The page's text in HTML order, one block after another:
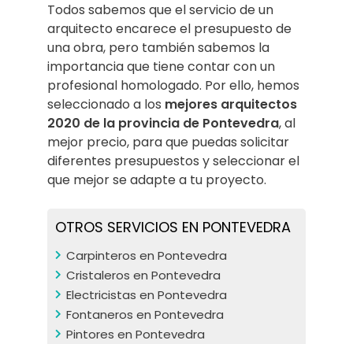
Todos sabemos que el servicio de un
arquitecto encarece el presupuesto de
una obra, pero también sabemos la
importancia que tiene contar con un
profesional homologado. Por ello, hemos
seleccionado a los mejores arquitectos
2020 de la provincia de Pontevedra, al
mejor precio, para que puedas solicitar
diferentes presupuestos y seleccionar el
que mejor se adapte a tu proyecto.
OTROS SERVICIOS EN PONTEVEDRA
Carpinteros en Pontevedra
Cristaleros en Pontevedra
Electricistas en Pontevedra
Fontaneros en Pontevedra
Pintores en Pontevedra